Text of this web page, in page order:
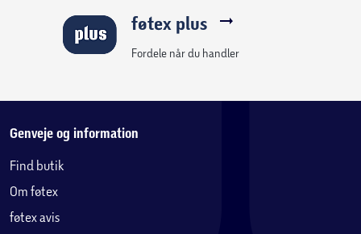
føtex plus
Fordele når du handler
Genveje og information
Find butik
Om føtex
føtex avis